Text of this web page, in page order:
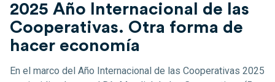
2025 Año Internacional de las
Cooperativas. Otra forma de
hacer economía
En el marco del Año Internacional de las Cooperativas 2025